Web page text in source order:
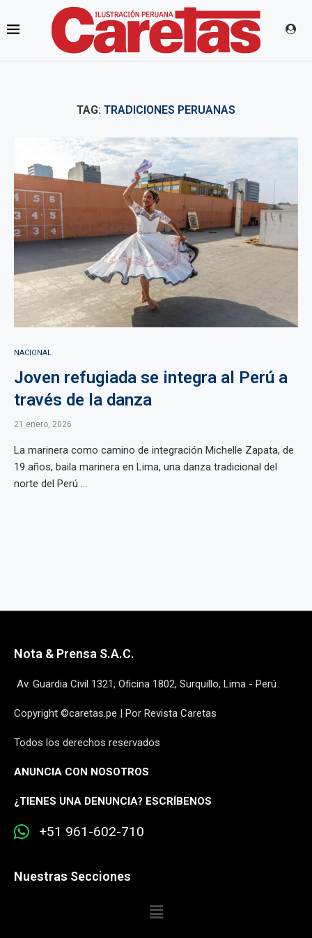
TAG: TRADICIONES PERUANAS
NACIONAL
Joven refugiada se integra al Perú a
través de la danza
21 enero, 2026
La marinera como camino de integración Michelle Zapata, de
19 años, baila marinera en Lima, una danza tradicional del
norte del Perú ...
Nota & Prensa S.A.C.
Av. Guardia Civil 1321, Oficina 1802, Surquillo, Lima - Perú
Copyright ©caretas.pe | Por Revista Caretas
Todos los derechos reservados
ANUNCIA CON NOSOTROS
¿TIENES UNA DENUNCIA? ESCRÍBENOS
+51 961-602-710
Nuestras Secciones